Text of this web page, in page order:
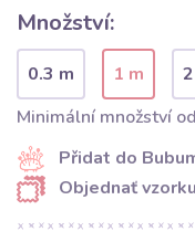
Množství:
0.3 m 1 m
Minimální množství
Přidat do
Objednať vzorku